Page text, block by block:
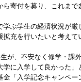
寄付を募り、これまで
ぶ学生の経済状況が厳
充を行いたいと考えて
が、不安なく修学・課
学に入学して良かった」
金「入学記念キャンペー